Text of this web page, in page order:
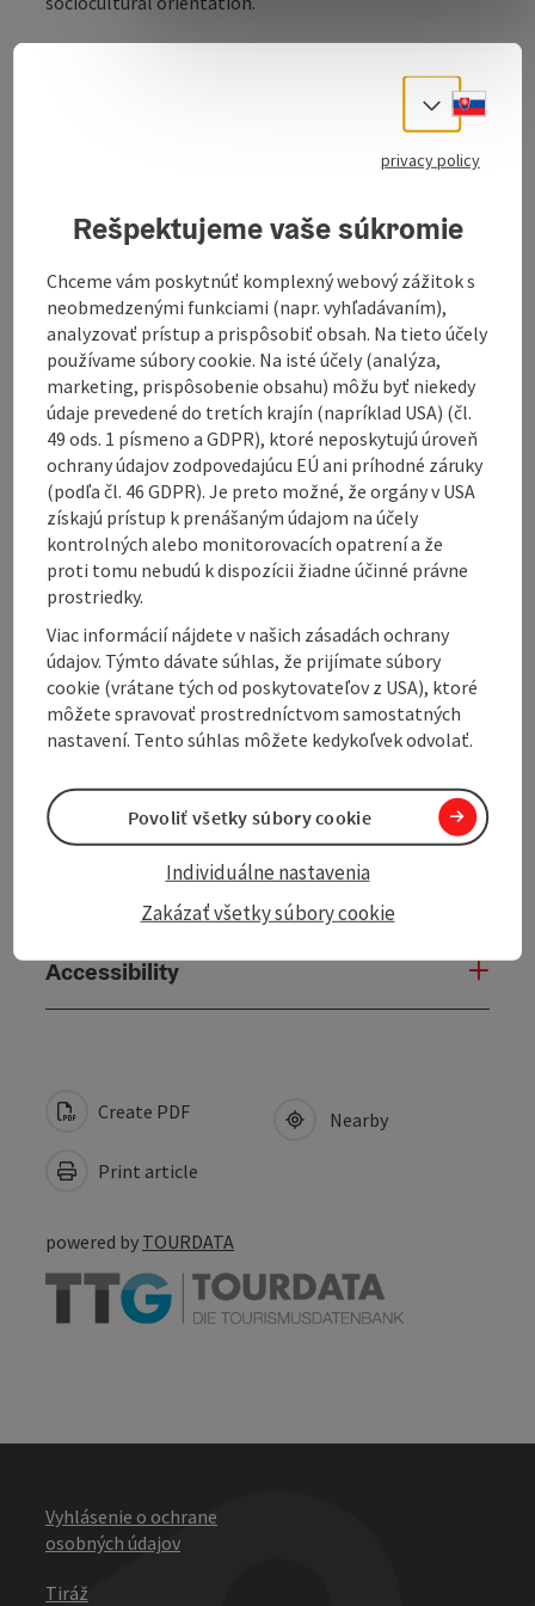
, the
dynamic exchange of projects from art, culture, youth,
In the context of the socio-cultural work there, the
focus is on the promotion of projects for long-term
unemployed and unemployed young people. Individual
care, integration and re-entry into the labor market
are primary ...
Display complete description
Contact
Arrival
Equipment
Prices
Cooperation
Accessibility
Create PDF
Print article
Nearby
powered by TOURDATA
Vyhlásenie o ochrane
osobných údajov
Tiráž
Select
privacy policy
Rešpektujeme vaše súkromie
Chceme vám poskytnúť komplexný webový zážitok s
neobmedzenými funkciami (napr. vyhľadávaním),
analyzovať prístup a prispôsobiť obsah. Na tieto účely
používame súbory cookie. Na isté účely (analýza,
marketing, prispôsobenie obsahu) môžu byť niekedy
údaje prevedené do tretích krajín (napríklad USA) (čl.
49 ods. 1 písmeno a GDPR), ktoré neposkytujú úroveň
ochrany údajov zodpovedajúcu EÚ ani príhodné záruky
(podľa čl. 46 GDPR). Je preto možné, že orgány v USA
získajú prístup k prenášaným údajom na účely
kontrolných alebo monitorovacích opatrení a že
proti tomu nebudú k dispozícii žiadne účinné právne
prostriedky.
Viac informácií nájdete v našich zásadách ochrany
údajov. Týmto dávate súhlas, že prijímate súbory
cookie (vrátane tých od poskytovateľov z USA), ktoré
môžete spravovať prostredníctvom samostatných
nastavení. Tento súhlas môžete kedykoľvek odvolať.
Zakázať všetky súbory cookie
Individuálne nastavenia
Povoliť všetky súbory cookie